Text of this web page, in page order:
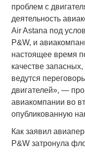
проблем с
деятельность
Air Astana под
P&W, и
настоящее время
качестве
ведутся
двигателей», —
авиакомпании во
опубликованную
Как заявил
P&W затронула